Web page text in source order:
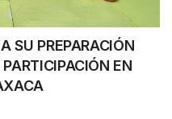
SU PREPARACIÓN
EN